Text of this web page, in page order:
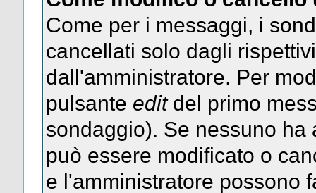
Come per i messaggi, i
cancellati solo dagli
dall'amministratore. Per
pulsante editdel primo
sondaggio). Se nessuno
può essere modificato o
e l'amministratore possono